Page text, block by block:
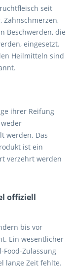
seit
Zahnschmerzen,
Beschwerden, die
eingesetzt.
Heilmitteln sind
ihrer Reifung
werden. Das
ist ein
verzehrt werden
offiziell
bis vor
Ein wesentlicher
Food-Zulassung
lange Zeit fehlte.